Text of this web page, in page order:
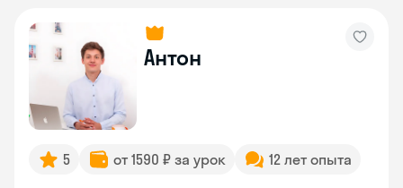
Антон
5 от 1590 ₽ за урок 12 лет опыта